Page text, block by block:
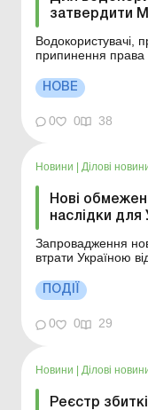
затвердити
Водокористувачі,
припинення права
здійснювати
досудового
та...
НОВЕ
0 0 38
Новини Ділові
Нові
наслідки для
Запровадження
втрати Україною
Наслідки
уникнути пені ЗЕД-пеня при імпорті: чому виникає, хто
тов...
ПОДІЇ
0 0 29
Новини | Ділові
Реєстр